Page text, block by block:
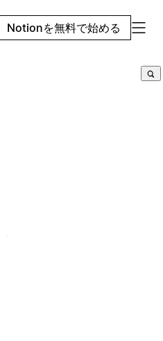
Notionを無料で始める